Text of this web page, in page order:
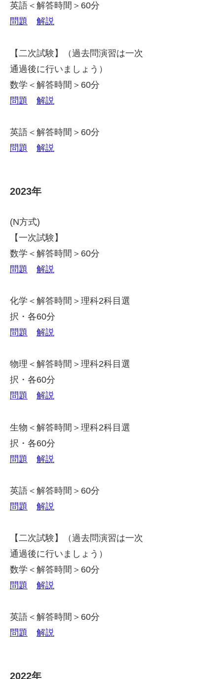
英語＜解答時間＞60分
問題
解説
【二次試験】（過去問演習は一次
通過後に行いましょう）
数学＜解答時間＞60分
問題
解説
英語＜解答時間＞60分
問題
解説
2023年
(N方式)
【一次試験】
数学＜解答時間＞60分
問題
解説
化学＜解答時間＞理科2科目選
択・各60分
問題
解説
物理＜解答時間＞理科2科目選
択・各60分
問題
解説
生物＜解答時間＞理科2科目選
択・各60分
問題
解説
英語＜解答時間＞60分
問題
解説
【二次試験】（過去問演習は一次
通過後に行いましょう）
数学＜解答時間＞60分
問題
解説
英語＜解答時間＞60分
問題
解説
2022年